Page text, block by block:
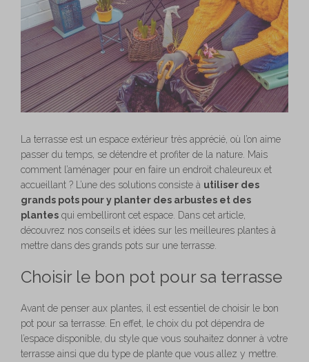
La terrasse est un espace extérieur très apprécié, où l’on aime
passer du temps, se détendre et profiter de la nature. Mais
comment l’aménager pour en faire un endroit chaleureux et
accueillant ? L’une des solutions consiste à utiliser des
grands pots pour y planter des arbustes et des
plantes qui embelliront cet espace. Dans cet article,
découvrez nos conseils et idées sur les meilleures plantes à
mettre dans des grands pots sur une terrasse.
Choisir le bon pot pour sa terrasse
Avant de penser aux plantes, il est essentiel de choisir le bon
pot pour sa terrasse. En effet, le choix du pot dépendra de
l’espace disponible, du style que vous souhaitez donner à votre
terrasse ainsi que du type de plante que vous allez y mettre.